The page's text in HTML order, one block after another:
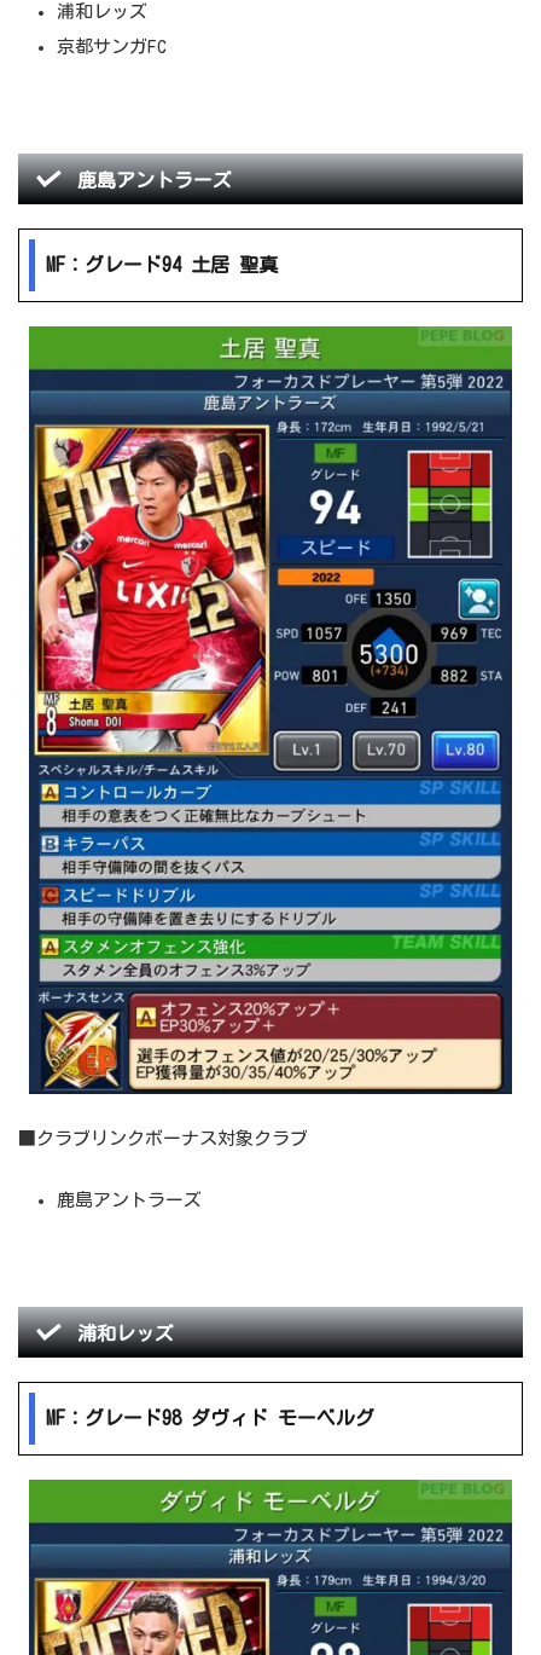
浦和レッズ
京都サンガFC
鹿島アントラーズ
MF：グレード94 土居 聖真
■クラブリンクボーナス対象クラブ
鹿島アントラーズ
浦和レッズ
MF：グレード98 ダヴィド モーベルグ